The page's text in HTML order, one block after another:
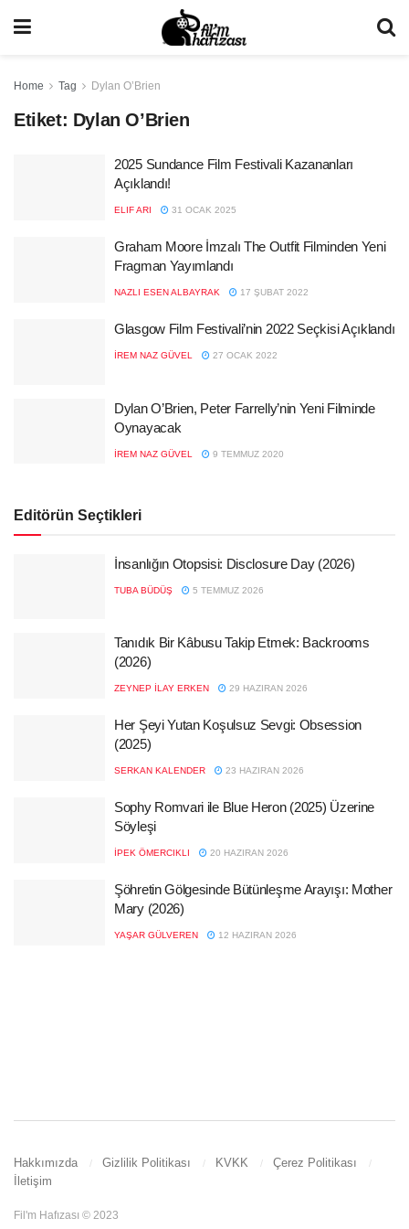
Home Tag Dylan O’Brien
Etiket: Dylan O’Brien
2025 Sundance Film Festivali Kazananları
Açıklandı!
ELIF ARI 31 OCAK 2025
Graham Moore İmzalı The Outfit Filminden Yeni
Fragman Yayımlandı
NAZLI ESEN ALBAYRAK 17 ŞUBAT 2022
Glasgow Film Festivali’nin 2022 Seçkisi Açıklandı
İREM NAZ GÜVEL 27 OCAK 2022
Dylan O’Brien, Peter Farrelly’nin Yeni Filminde
Oynayacak
İREM NAZ GÜVEL 9 TEMMUZ 2020
Editörün Seçtikleri
İnsanlığın Otopsisi: Disclosure Day (2026)
TUBA BÜDÜŞ 5 TEMMUZ 2026
Tanıdık Bir Kâbusu Takip Etmek: Backrooms
(2026)
ZEYNEP İLAY ERKEN 29 HAZIRAN 2026
Her Şeyi Yutan Koşulsuz Sevgi: Obsession
(2025)
SERKAN KALENDER 23 HAZIRAN 2026
Sophy Romvari ile Blue Heron (2025) Üzerine
Söyleşi
İPEK ÖMERCIKLI 20 HAZIRAN 2026
Şöhretin Gölgesinde Bütünleşme Arayışı: Mother
Mary (2026)
YAŞAR GÜLVEREN 12 HAZIRAN 2026
Hakkımızda Gizlilik Politikası KVKK
Çerez Politikası
İletişim
Fil'm Hafızası © 2023